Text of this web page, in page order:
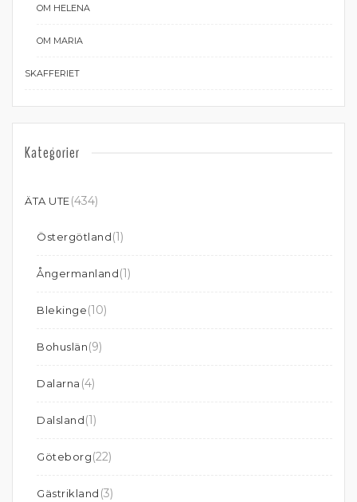
OM HELENA
OM MARIA
SKAFFERIET
Kategorier
ÄTA UTE(434)
Östergötland(1)
Ångermanland(1)
Blekinge(10)
Bohuslän(9)
Dalarna (4)
Dalsland(1)
Göteborg(22)
Gästrikland (3)